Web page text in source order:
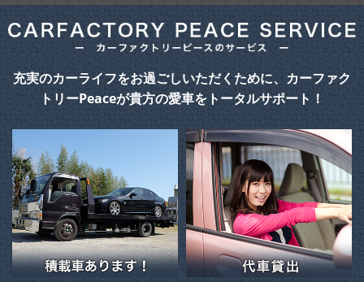
充実のカーライフをお過ごしいただくために、カーファク
トリーPeaceが貴方の愛車をトータルサポート！